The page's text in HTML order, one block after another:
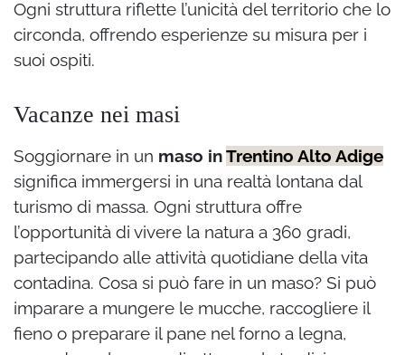
Ogni struttura riflette l’unicità del territorio che lo
circonda, offrendo esperienze su misura per i
suoi ospiti.
Vacanze nei masi
Soggiornare in un maso inTrentino Alto Adige
significa immergersi in una realtà lontana dal
turismo di massa. Ogni struttura offre
l’opportunità di vivere la natura a 360 gradi,
partecipando alle attività quotidiane della vita
contadina. Cosa si può fare in un maso? Si può
imparare a mungere le mucche, raccogliere il
fieno o preparare il pane nel forno a legna,